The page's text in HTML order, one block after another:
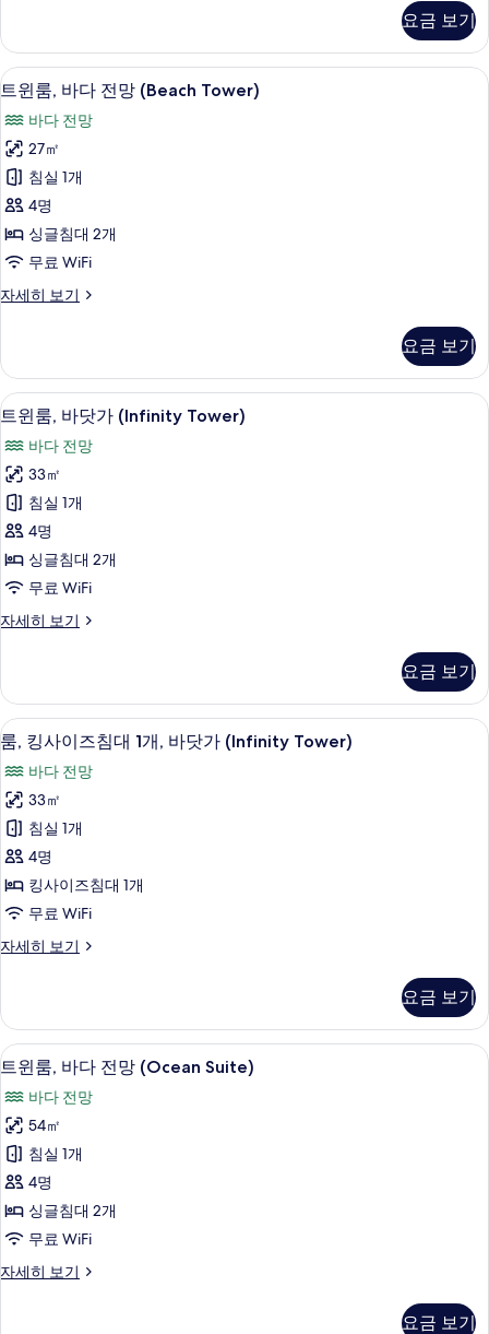
기
모
두
보
기
다
전
망
(Beach
Tower)
자
세
히
보
기
요금 보기
트
룸,
바
다
전
망
(Beach
Tower)
모
두
보
기
트윈룸, 바다 전망 (Beach Tower) | 미
12
트윈룸, 바다 전망 (Beach Tower)
바다 전망
27㎡
침실 1개
4명
싱글침대 2개
무료 WiFi
자세히 보기
트
다
전
망
(Beach
Tower)
자
세
히
보
기
요금 보기
트
룸,
바
닷
가
(Infinity
Tower)
사
두
보
기
트윈룸, 바닷가 (Infinity Tower) | 미니
9
트윈룸, 바닷가 (Infinity Tower)
바다 전망
33㎡
침실 1개
4명
싱글침대 2개
무료 WiFi
자세히 보기
트
닷
가
(Infinity
Tower)
자
세
히
보
기
요금 보기
룸,
킹
사
이
즈
침
대
개,
닷
가
(Infinity
Tower)
사
진
모
두
보
기
룸, 킹사이즈침대 1개, 바닷가 (Infinity
10
룸, 킹사이즈침대 1개, 바닷가 (Infinity Tower)
바다 전망
33㎡
침실 1개
4명
킹사이즈침대 1개
무료 WiFi
자세히 보기
룸,
즈
침
대
개,
바
닷
가
(Infinity
Tower)
자
세
보
요금 보기
트
룸,
바
다
전
망
(Ocean
Suite)
13
트윈룸, 바다 전망 (Ocean Suite)
바다 전망
54㎡
침실 1개
4명
싱글침대 2개
무료 WiFi
자세히 보기
트
요금 보기